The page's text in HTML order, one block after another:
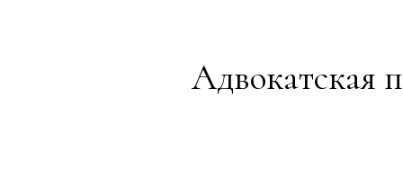
Адвокатская